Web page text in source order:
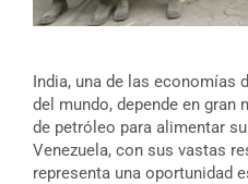
India, una de las economías
del mundo, depende en
de petróleo para alimentar
Venezuela, con sus vastas
representa una oportunidad